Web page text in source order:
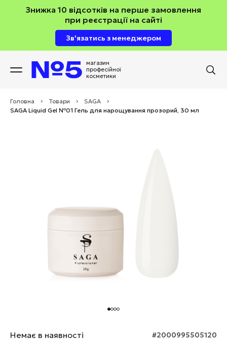
Знижка 10 відсотків на перше замовлення
при реєстрації на сайті
Зв'язатись з менеджером
магазин
професійної
косметики
Головна > Товари > SAGA
>
SAGA Liquid Gel №01 Гель для нарощування прозорий, 30 мл
Немає в наявності #2000995505120